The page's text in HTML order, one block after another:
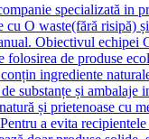
specializată in
cu O waste(fără risipă)
Obiectivul echipei
folosirea de produse
ingrediente
substanțe și ambalaje
și prietenoase cu
a evita